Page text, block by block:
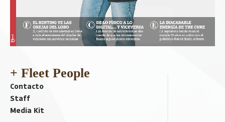
+ Fleet People
Contacto
Staff
Media Kit